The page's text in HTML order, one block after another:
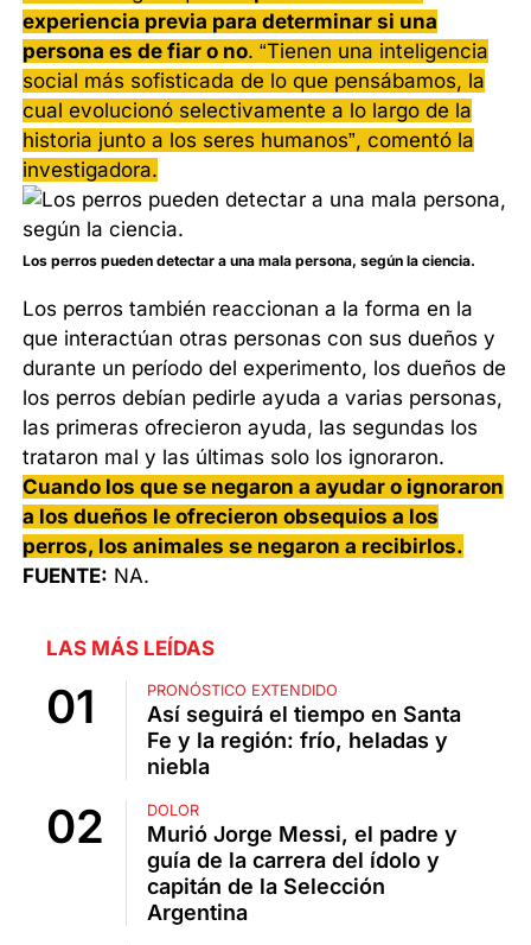
experiencia previa para determinar si una
persona es de fiar o no. “Tienen una inteligencia
social más sofisticada de lo que pensábamos, la
cual evolucionó selectivamente a lo largo de la
historia junto a los seres humanos”, comentó la
investigadora.
Los perros pueden detectar a una mala persona, según la ciencia.
Los perros también reaccionan a la forma en la
que interactúan otras personas con sus dueños y
durante un período del experimento, los dueños de
los perros debían pedirle ayuda a varias personas,
las primeras ofrecieron ayuda, las segundas los
trataron mal y las últimas solo los ignoraron.
Cuando los que se negaron a ayudar o ignoraron
a los dueños le ofrecieron obsequios a los
perros, los animales se negaron a recibirlos.
FUENTE: NA.
LAS MÁS LEÍDAS
PRONÓSTICO EXTENDIDO
Así seguirá el tiempo en Santa
Fe y la región: frío, heladas y
niebla
DOLOR
Murió Jorge Messi, el padre y
guía de la carrera del ídolo y
capitán de la Selección
Argentina